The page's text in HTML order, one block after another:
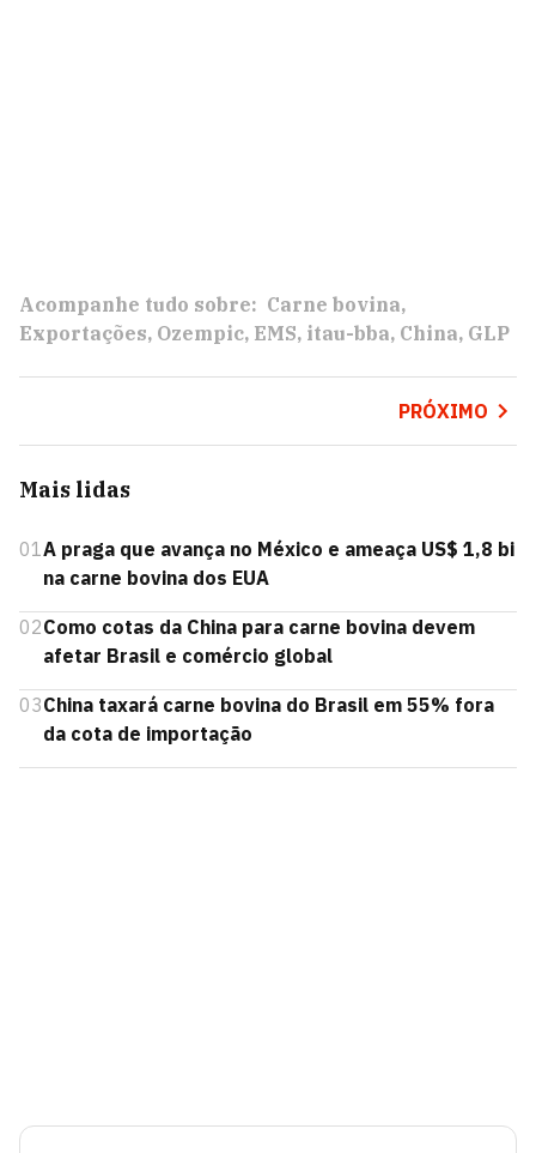
Acompanhe tudo sobre: Carne bovina
Exportações Ozempic EMS itau-bba China GLP
PRÓXIMO
Mais lidas
01A praga que avança no México e ameaça US$ 1,8 bi
na carne bovina dos EUA
02Como cotas da China para carne bovina devem
afetar Brasil e comércio global
03China taxará carne bovina do Brasil em 55% fora
da cota de importação